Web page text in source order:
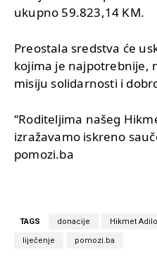
ukupno 59.823,14 KM.
Preostala sredstva će
kojima je najpotrebnije,
misiju solidarnosti i
“Roditeljima našeg
izražavamo iskreno
pomozi.ba
TAGS donacije Hikmet
liječenje pomozi.ba